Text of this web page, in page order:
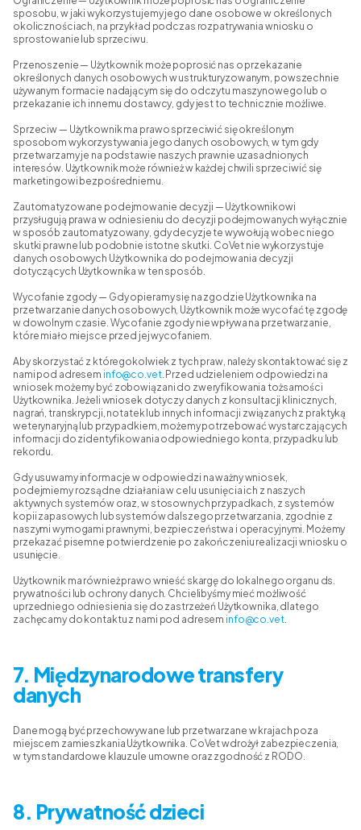
sposobu, w jaki wykorzystujemy jego dane osobowe w określonych
okolicznościach, na przykład podczas rozpatrywania wniosku o
sprostowanie lub sprzeciwu.
Przenoszenie — Użytkownik może poprosić nas o przekazanie
określonych danych osobowych w ustrukturyzowanym, powszechnie
używanym formacie nadającym się do odczytu maszynowego lub o
przekazanie ich innemu dostawcy, gdy jest to technicznie możliwe.
Sprzeciw — Użytkownik ma prawo sprzeciwić się określonym
sposobom wykorzystywania jego danych osobowych, w tym gdy
przetwarzamy je na podstawie naszych prawnie uzasadnionych
interesów. Użytkownik może również w każdej chwili sprzeciwić się
marketingowi bezpośredniemu.
Zautomatyzowane podejmowanie decyzji — Użytkownikowi
przysługują prawa w odniesieniu do decyzji podejmowanych wyłącznie
w sposób zautomatyzowany, gdy decyzje te wywołują wobec niego
skutki prawne lub podobnie istotne skutki. CoVet nie wykorzystuje
danych osobowych Użytkownika do podejmowania decyzji
dotyczących Użytkownika w ten sposób.
Wycofanie zgody — Gdy opieramy się na zgodzie Użytkownika na
przetwarzanie danych osobowych, Użytkownik może wycofać tę zgodę
w dowolnym czasie. Wycofanie zgody nie wpływa na przetwarzanie,
które miało miejsce przed jej wycofaniem.
Aby skorzystać z któregokolwiek z tych praw, należy skontaktować się z
nami pod adresem info@co.vet. Przed udzieleniem odpowiedzi na
wniosek możemy być zobowiązani do zweryfikowania tożsamości
Użytkownika. Jeżeli wniosek dotyczy danych z konsultacji klinicznych,
nagrań, transkrypcji, notatek lub innych informacji związanych z praktyką
weterynaryjną lub przypadkiem, możemy potrzebować wystarczających
informacji do zidentyfikowania odpowiedniego konta, przypadku lub
rekordu.
Gdy usuwamy informacje w odpowiedzi na ważny wniosek,
podejmiemy rozsądne działania w celu usunięcia ich z naszych
aktywnych systemów oraz, w stosownych przypadkach, z systemów
kopii zapasowych lub systemów dalszego przetwarzania, zgodnie z
naszymi wymogami prawnymi, bezpieczeństwa i operacyjnymi. Możemy
przekazać pisemne potwierdzenie po zakończeniu realizacji wniosku o
usunięcie.
Użytkownik ma również prawo wnieść skargę do lokalnego organu ds.
prywatności lub ochrony danych. Chcielibyśmy mieć możliwość
uprzedniego odniesienia się do zastrzeżeń Użytkownika, dlatego
zachęcamy do kontaktu z nami pod adresem info@co.vet.
7. Międzynarodowe transfery
danych
Dane mogą być przechowywane lub przetwarzane w krajach poza
miejscem zamieszkania Użytkownika. CoVet wdrożył zabezpieczenia,
w tym standardowe klauzule umowne oraz zgodność z RODO.
8. Prywatność dzieci